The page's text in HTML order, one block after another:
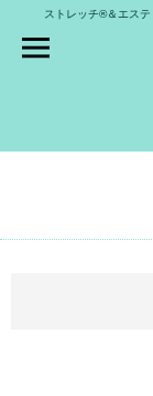
ストレッチ®＆エステ